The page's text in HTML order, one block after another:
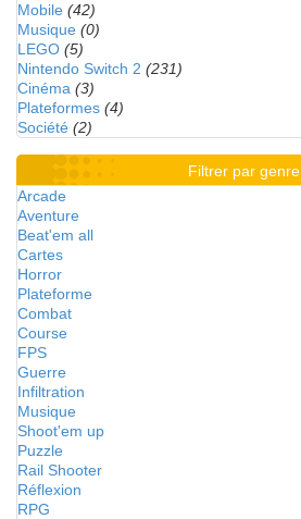
Mobile (42)
Musique (0)
LEGO (5)
Nintendo Switch 2 (231)
Cinéma (3)
Plateformes (4)
Société (2)
Filtrer par genre
Arcade
Aventure
Beat'em all
Cartes
Horror
Plateforme
Combat
Course
FPS
Guerre
Infiltration
Musique
Shoot'em up
Puzzle
Rail Shooter
Réflexion
RPG